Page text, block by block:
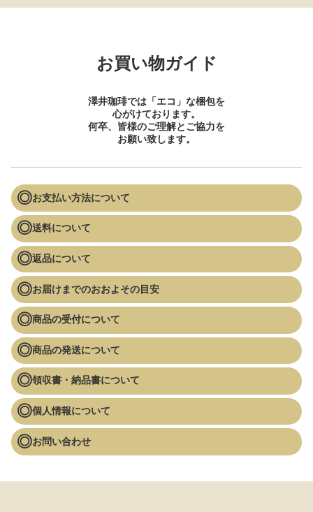
お買い物ガイド
澤井珈琲では「エコ」な梱包を
心がけております。
何卒、皆様のご理解とご協力を
お願い致します。
お支払い方法について
送料について
返品について
お届けまでのおおよその目安
商品の受付について
商品の発送について
領収書・納品書について
個人情報について
お問い合わせ